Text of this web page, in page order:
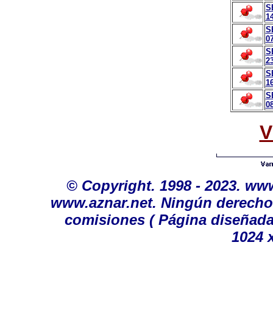
© Copyright. 1998 - 2023.
www.aznar.net. Ningún
comisiones ( Página
1024